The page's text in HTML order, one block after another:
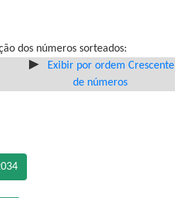
dos números sorteados:
Exibir por ordem Crescente
de números